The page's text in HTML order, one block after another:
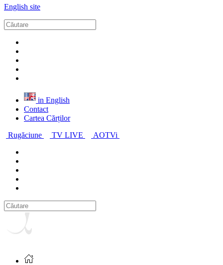
English site
in English
Contact
Cartea Cărților
Rugăciune
TV LIVE AOTVi